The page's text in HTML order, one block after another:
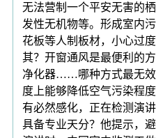
无法营制一个平安无害的
发性无机物等。形成室内
花板等人制板材，小心过
其？开窗通风是最便利的
净化器……哪种方式最无效
度上能够降低空气污染程
有必然感化，正在检测演
具备专业天分？他提示，